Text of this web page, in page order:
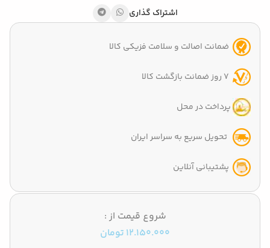
اشتراک گذاری
ضمانت اصالت و سلامت فزیکی کالا
پرداخت در محل
تحویل سریع به سراسر ایران
پشتیبانی آنلاین
شروع قیمت از :
12.150.000 تومان